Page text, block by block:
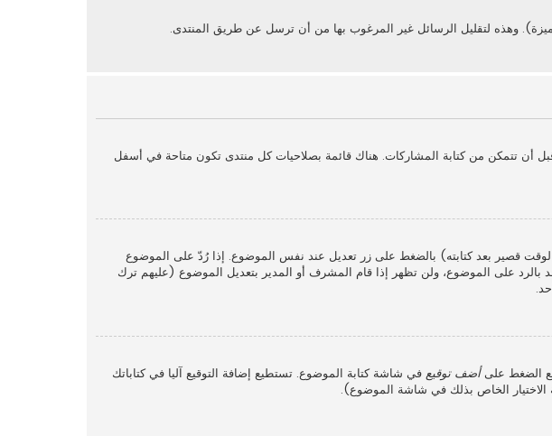
وهذه لتقليل الرسائل غير المرغوب بها من أن ترسل عن طريق المنتدى.
تتمكن من كتابة المشاركات. هناك قائمة بصلاحيات كل منتدى تكون متاحة في أسفل
قصير بعد كتابته) بالضغط على زر تعديل عند نفس الموضوع. إذا رُدّ على الموضوع
على الموضوع، ولن تظهر إذا قام المشرف أو المدير بتعديل الموضوع (عليهم ترك
الضغط علىأضف توقيع في شاشة كتابة الموضوع. تستطيع إضافة التوقيع آليا في كتاباتك
الاختيار الخاص بذلك في شاشة الموضوع).